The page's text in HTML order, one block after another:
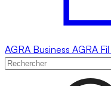
AGRA Business AGRA Fil